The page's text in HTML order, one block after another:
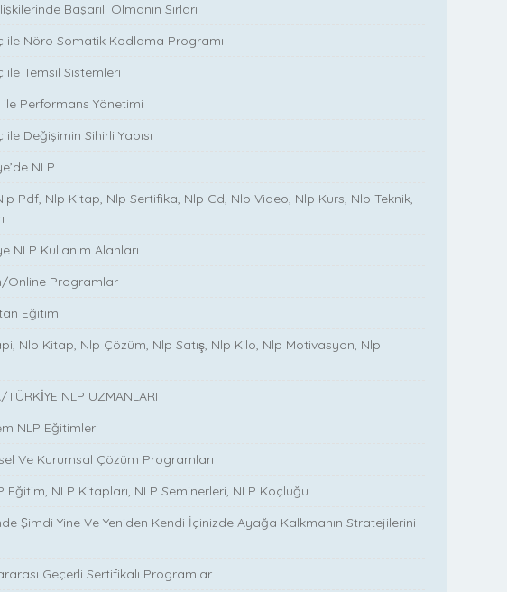
Başarılı Olmanın Sırları
ile Nöro Somatik Kodlama Programı
ile Temsil Sistemleri
ile Performans Yönetimi
Değişimin Sihirli Yapısı
NLP
Pdf, Nlp Kitap, Nlp Sertifika, Nlp Cd, Nlp Video, Nlp Kurs, Nlp Teknik,
NLP Kullanım Alanları
Online Programlar
Eğitim
Nlp Kitap, Nlp Çözüm, Nlp Satış, Nlp Kilo, Nlp Motivasyon, Nlp
TÜRKİYE NLP UZMANLARI
NLP Eğitimleri
Ve Kurumsal Çözüm Programları
Eğitim, NLP Kitapları, NLP Seminerleri, NLP Koçluğu
Şimdi Yine Ve Yeniden Kendi İçinizde Ayağa Kalkmanın Stratejilerini
Geçerli Sertifikalı Programlar